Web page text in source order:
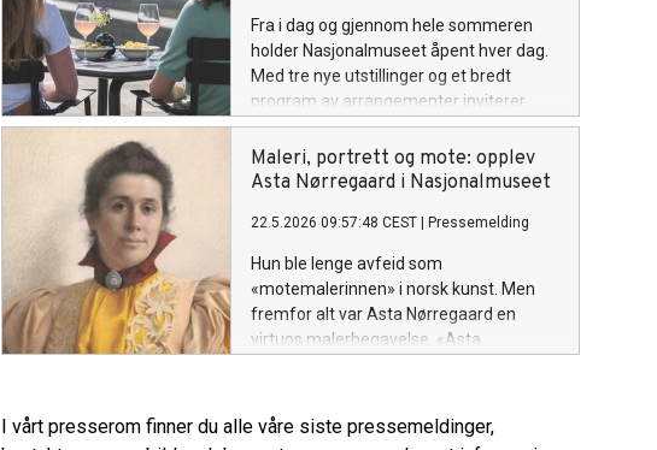
Fra i dag og gjennom hele sommeren
holder Nasjonalmuseet åpent hver dag.
Med tre nye utstillinger og et bredt
program av arrangementer inviterer
museet til en rik og tilgjengelig
kunstopplevelse midt i Oslo.
Maleri, portrett og mote: opplev
Asta Nørregaard i Nasjonalmuseet
22.5.2026 09:57:48 CEST Pressemelding
Hun ble lenge avfeid som
«motemalerinnen» i norsk kunst. Men
fremfor alt var Asta Nørregaard en
virtuos malerbegavelse. «Asta
Nasjonalmuseet.
I vårt presserom finner du alle våre siste pressemeldinger,